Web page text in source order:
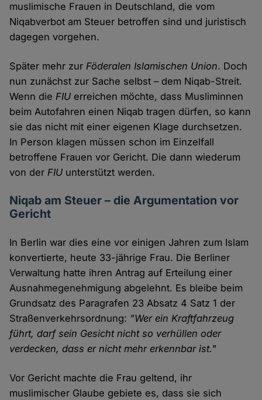
muslimische Frauen in Deutschland, die vom
Niqabverbot am Steuer betroffen sind und juristisch
dagegen vorgehen.
Später mehr zurFöderalen Islamischen Union. Doch
nun zunächst zur Sache selbst – dem Niqab-Streit.
Wenn dieFIU erreichen möchte, dass Musliminnen
beim Autofahren einen Niqab tragen dürfen, so kann
sie das nicht mit einer eigenen Klage durchsetzen.
In Person klagen müssen schon im Einzelfall
betroffene Frauen vor Gericht. Die dann wiederum
von derFIU unterstützt werden.
Niqab am Steuer – die Argumentation vor
Gericht
In Berlin war dies eine vor einigen Jahren zum Islam
konvertierte, heute 33-jährige Frau. Die Berliner
Verwaltung hatte ihren Antrag auf Erteilung einer
Ausnahmegenehmigung abgelehnt. Es bleibe beim
Grundsatz des Paragrafen 23 Absatz 4 Satz 1 der
Straßenverkehrsordnung: "Wer ein Kraftfahrzeug
führt, darf sein Gesicht nicht so verhüllen oder
verdecken, dass er nicht mehr erkennbar ist."
Vor Gericht machte die Frau geltend, ihr
muslimischer Glaube gebiete es, dass sie sich